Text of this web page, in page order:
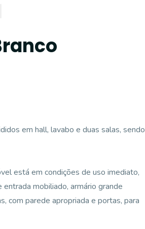
em hall, lavabo e duas salas, sendo
está em condições de uso imediato,
mobiliado, armário grande
com parede apropriada e portas, para